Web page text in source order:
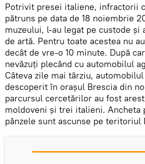
Potrivit presei italiene, infractorii
pătruns pe data de 18 noiembrie
muzeului, l-au legat pe custode și
de artă. Pentru toate acestea nu
decât de vre-o 10 minute. După
nevăzuți plecând cu automobilul
Câteva zile mai târziu,
descoperit în orașul Brescia din
parcursul cercetărilor au fost
moldoveni și trei italieni. Ancheta
pânzele sunt ascunse pe teritoriul